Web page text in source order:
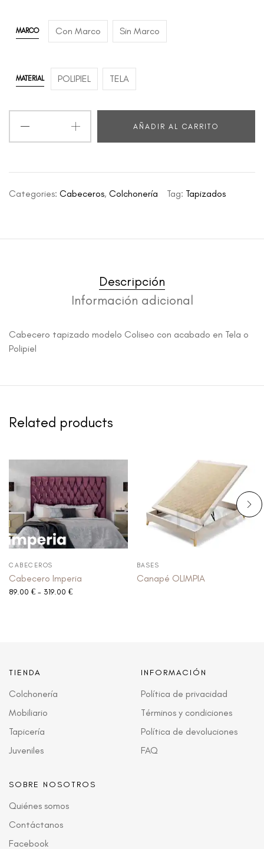
MARCO Con Marco Sin Marco
MATERIAL POLIPIEL TELA
AÑADIR AL CARRITO
Categories: Cabeceros, Colchonería Tag: Tapizados
Descripción
Información adicional
Cabecero tapizado modelo Coliseo con acabado en Tela o
Polipiel
Related products
CABECEROS
Cabecero Imperia
89.00 € - 319.00 €
BASES
Canapé OLIMPIA
TIENDA
Colchonería
Mobiliario
Tapicería
Juveniles
INFORMACIÓN
Política de privacidad
Términos y condiciones
Política de devoluciones
FAQ
SOBRE NOSOTROS
Quiénes somos
Contáctanos
Facebook